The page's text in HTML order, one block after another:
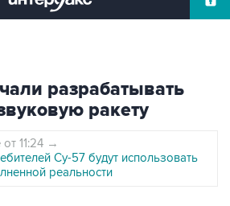
разрабатывать
ракету
11:24 →
Су-57 будут использовать
реальности